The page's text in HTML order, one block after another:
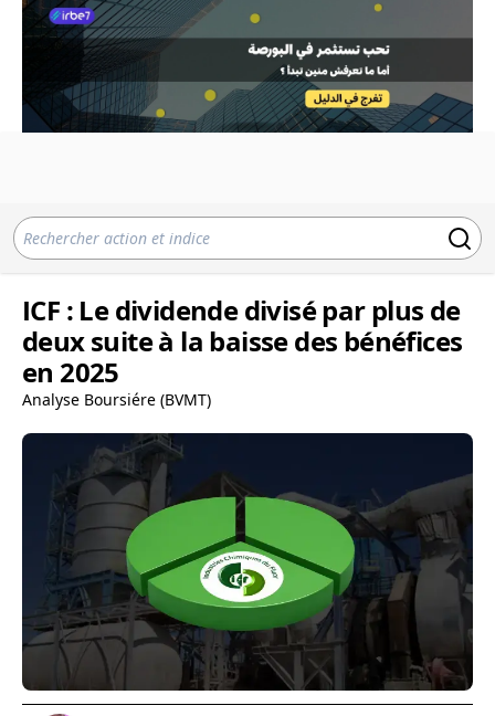
ICF : Le dividende divisé par plus de
deux suite à la baisse des bénéfices
en 2025
Analyse Boursiére (BVMT)